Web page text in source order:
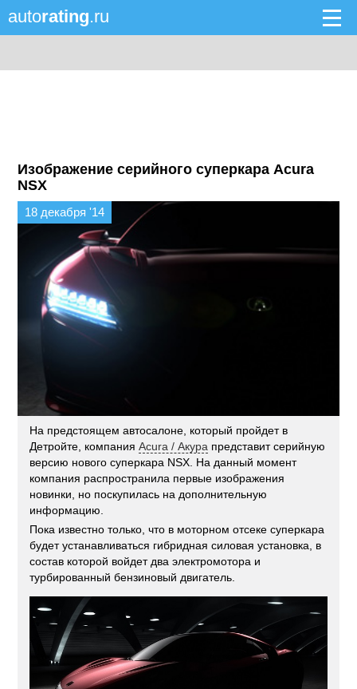
autorating.ru
Изображение серийного суперкара Acura
NSX
18 декабря '14
На предстоящем автосалоне, который пройдет в
Детройте, компанияAcura / Акура представит серийную
версию нового суперкара NSX. На данный момент
компания распространила первые изображения
новинки, но поскупилась на дополнительную
информацию.
Пока известно только, что в моторном отсеке суперкара
будет устанавливаться гибридная силовая установка, в
состав которой войдет два электромотора и
турбированный бензиновый двигатель.